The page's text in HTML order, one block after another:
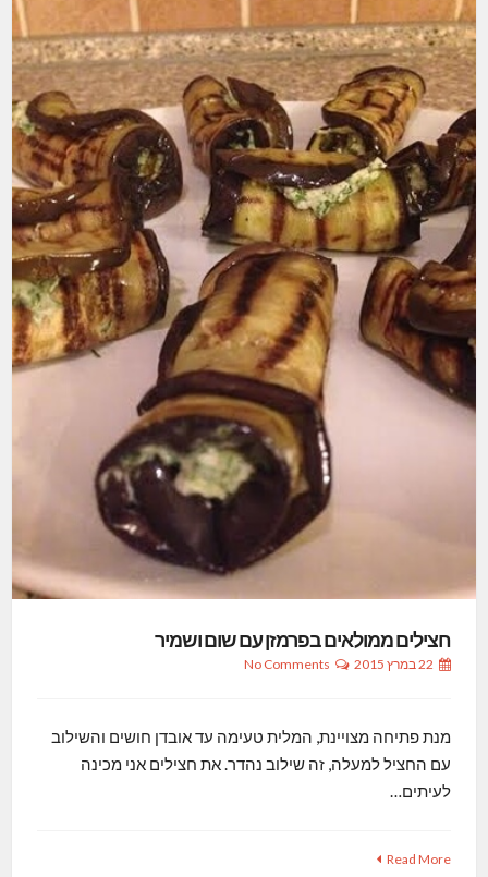
חצילים ממולאים בפרמזן עם שום ושמיר
22 במרץ 2015 No Comments
מנת פתיחה מצויינת, המלית טעימה עד אובדן חושים והשילוב
עם החציל למעלה, זה שילוב נהדר. את חצילים אני מכינה
לעיתים…
Read More